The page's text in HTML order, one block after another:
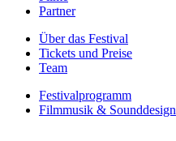
Partner
Über das Festival
Tickets und Preise
Team
Festivalprogramm
Filmmusik & Sounddesign